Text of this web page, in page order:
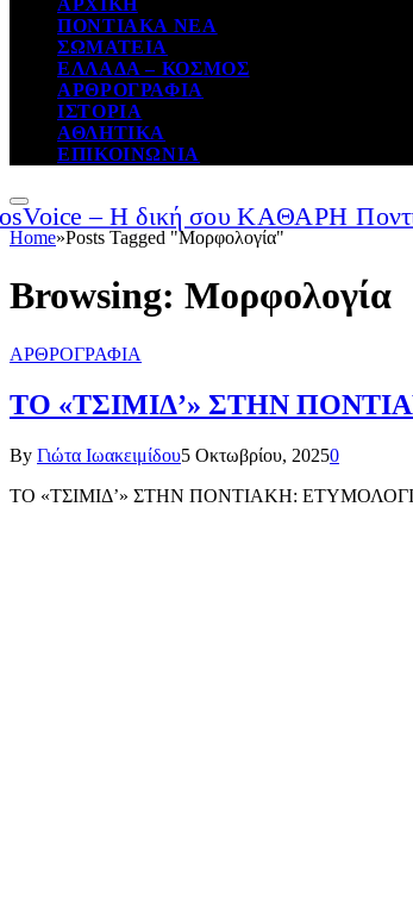
ΑΡΧΙΚΗ
ΠΟΝΤΙΑΚΑ ΝΕΑ
ΣΩΜΑΤΕΙΑ
ΕΛΛΑΔΑ – ΚΟΣΜΟΣ
ΑΡΘΡΟΓΡΑΦΙΑ
ΙΣΤΟΡΙΑ
ΑΘΛΗΤΙΚΑ
ΕΠΙΚΟΙΝΩΝΙΑ
Home»Posts Tagged "Μορφολογία"
Browsing: Μορφολογία
ΑΡΘΡΟΓΡΑΦΙΑ
ΤΟ «ΤΣΙΜΙΔ’» ΣΤΗΝ
By Γιώτα Ιωακειμίδου5 Οκτωβρίου, 20250
ΤΟ «ΤΣΙΜΙΔ’» ΣΤΗΝ ΠΟΝΤΙΑΚΗ: ΕΤΥΜΟΛΟΓΙΚΗ